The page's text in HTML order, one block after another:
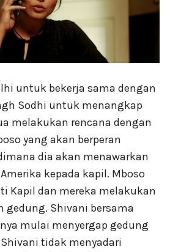
untuk bekerja sama dengan
Sodhi untuk menangkap
melakukan rencana dengan
yang akan berperan
dia akan menawarkan
kepada kapil. Mboso
Kapil dan mereka melakukan
gedung. Shivani bersama
mulai menyergap gedung
tidak menyadari